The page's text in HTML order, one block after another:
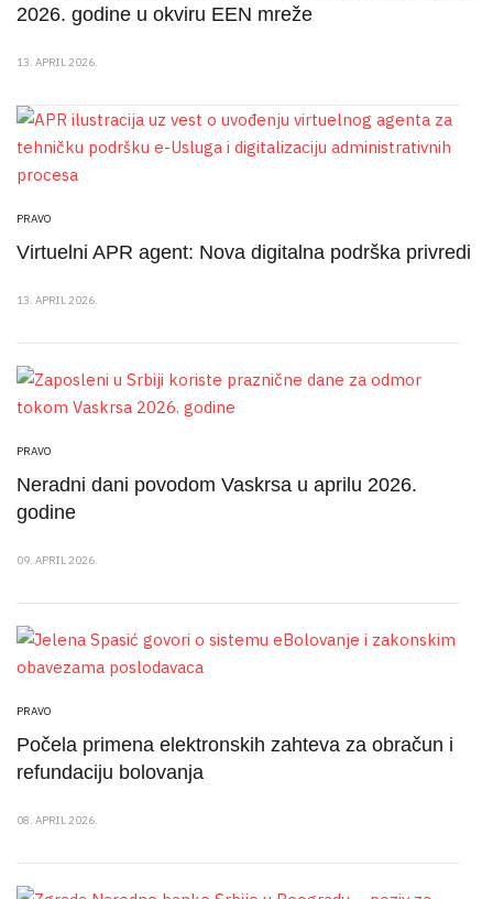
2026. godine u okviru EEN mreže
13. APRIL 2026.
PRAVO
Virtuelni APR agent: Nova digitalna podrška privredi
13. APRIL 2026.
PRAVO
Neradni dani povodom Vaskrsa u aprilu 2026.
godine
09. APRIL 2026.
PRAVO
Počela primena elektronskih zahteva za obračun i
refundaciju bolovanja
08. APRIL 2026.